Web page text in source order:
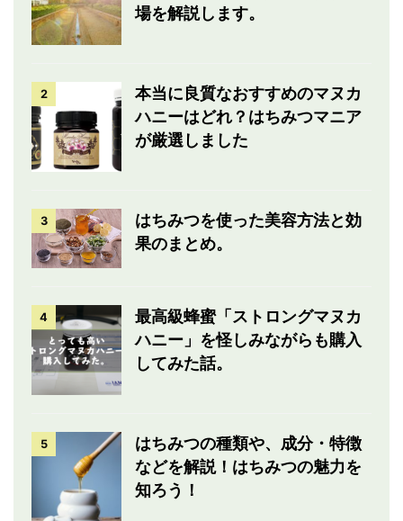
場を解説します。
2
本当に良質なおすすめのマヌカ
ハニーはどれ？はちみつマニア
が厳選しました
3
はちみつを使った美容方法と効
果のまとめ。
4
最高級蜂蜜「ストロングマヌカ
ハニー」を怪しみながらも購入
してみた話。
5
はちみつの種類や、成分・特徴
などを解説！はちみつの魅力を
知ろう！